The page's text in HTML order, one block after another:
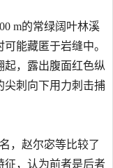
m的常绿阔叶林溪
能藏匿于岩缝中。
起，露出腹面红色纵
尖刺向下用力刺击捕
，赵尔宓等比较了
征，认为前者是后者